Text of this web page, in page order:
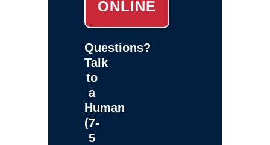
ONLINE
Questions?
Talk
to
a
Human
(7-
5